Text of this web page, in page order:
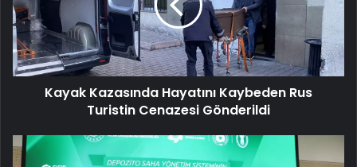
Rus
Turistin
Cenazesi
Gönderildi
Kayak Kazasında Hayatını Kaybeden Rus
Turistin Cenazesi Gönderildi
Depozito
Yönetim